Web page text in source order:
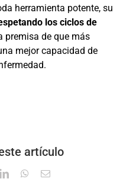
herramienta potente, su
los ciclos de
premisa de que más
mejor capacidad de
artículo
LinkedInWhatsApp
Correo